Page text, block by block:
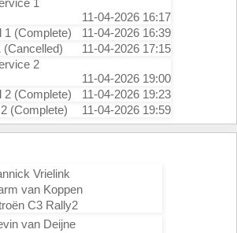
1
11-04-2026 16:17
1 (Complete)
11-04-2026 16:39
(Cancelled)
11-04-2026 17:15
2
11-04-2026 19:00
2 (Complete)
11-04-2026 19:23
(Complete)
11-04-2026 19:59
Vrielink
van Koppen
C3 Rally2
van Deijne